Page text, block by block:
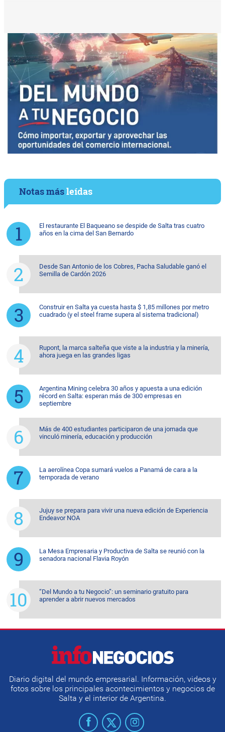
Notas másleídas
El restaurante El Baqueano se despide de Salta tras cuatro
años en la cima del San Bernardo
Desde San Antonio de los Cobres, Pacha Saludable ganó el
Semilla de Cardón 2026
Construir en Salta ya cuesta hasta $ 1,85 millones por metro
cuadrado (y el steel frame supera al sistema tradicional)
Rupont, la marca salteña que viste a la industria y la minería,
ahora juega en las grandes ligas
Argentina Mining celebra 30 años y apuesta a una edición
récord en Salta: esperan más de 300 empresas en
septiembre
Más de 400 estudiantes participaron de una jornada que
vinculó minería, educación y producción
La aerolínea Copa sumará vuelos a Panamá de cara a la
temporada de verano
Jujuy se prepara para vivir una nueva edición de Experiencia
Endeavor NOA
La Mesa Empresaria y Productiva de Salta se reunió con la
senadora nacional Flavia Royón
“Del Mundo a tu Negocio”: un seminario gratuito para
aprender a abrir nuevos mercados
Diario digital del mundo empresarial. Información, videos y
fotos sobre los principales acontecimientos y negocios de
Salta y el interior de Argentina.